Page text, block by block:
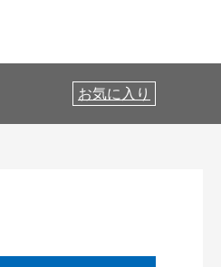
お気に入り